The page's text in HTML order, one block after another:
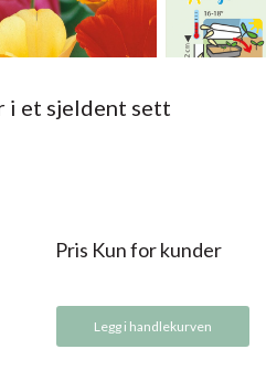
i et sjeldent sett
Pris Kun for kunder
Legg i handlekurven